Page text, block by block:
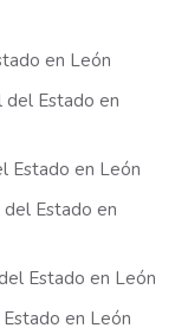
en León
del Estado en
Estado en León
Estado en
Estado en León
en León